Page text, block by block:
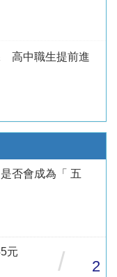
高中職生提前進
否會成為「 五
元
/ 2